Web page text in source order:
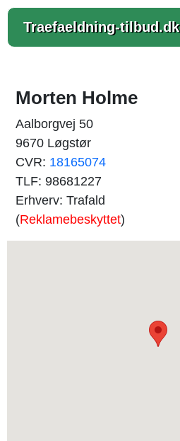
Traefaeldning-tilbud.dk
Morten Holme
Aalborgvej 50
9670 Løgstør
CVR: 18165074
TLF: 98681227
Erhverv: Trafald
(Reklamebeskyttet)